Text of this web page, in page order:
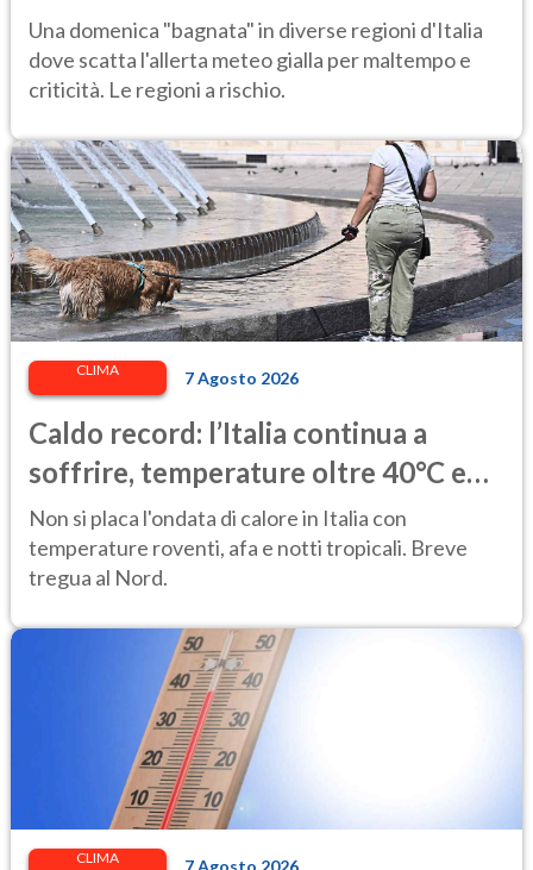
Una domenica "bagnata" in diverse regioni d'Italia
dove scatta l'allerta meteo gialla per maltempo e
criticità. Le regioni a rischio.
CLIMA 7 Agosto 2026
Caldo record: l’Italia continua a
soffrire, temperature oltre 40°C e
afa per altri 10 giorni
Non si placa l'ondata di calore in Italia con
temperature roventi, afa e notti tropicali. Breve
tregua al Nord.
CLIMA 7 Agosto 2026